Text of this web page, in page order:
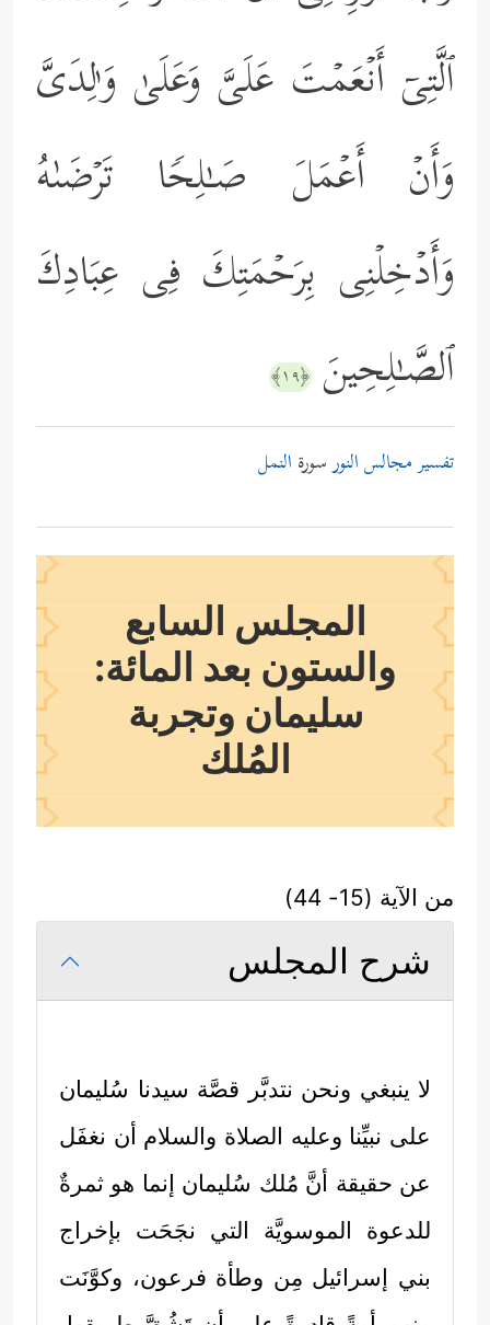
ٱلَّتِیۤ أَنۡعَمۡتَ عَلَیَّ وَعَلَىٰ وَ ٰ⁠لِدَیَّ
وَأَنۡ أَعۡمَلَ صَـٰلِحࣰا تَرۡضَىٰهُ
وَأَدۡخِلۡنِی بِرَحۡمَتِكَ فِی عِبَادِكَ
ٱلصَّـٰلِحِینَ ﴿١٩﴾
تفسير مجالس النورسورة النمل
المجلس السابع
والستون بعد المائة:
سليمان وتجربة
المُلك
من الآية (15- 44)
شرح المجلس
لا ينبغي ونحن نتدبَّر قصَّة سيدنا سُليمان
على نبيِّنا وعليه الصلاة والسلام أن نغفَل
عن حقيقة أنَّ مُلك سُليمان إنما هو ثمرةٌ
للدعوة الموسويَّة التي نجَحَت بإخراج
بني إسرائيل مِن وطأة فرعون، وكوَّنَت